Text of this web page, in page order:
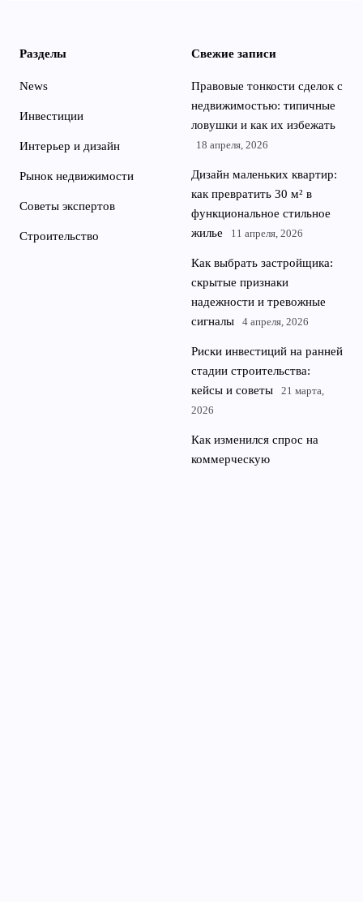
Разделы
News
Инвестиции
Интерьер и дизайн
Рынок недвижимости
Советы экспертов
Строительство
Свежие записи
Правовые тонкости сделок с
недвижимостью: типичные
ловушки и как их избежать
18 апреля, 2026
Дизайн маленьких квартир:
как превратить 30 м² в
функциональное стильное
жилье
11 апреля, 2026
Как выбрать застройщика:
скрытые признаки
надежности и тревожные
сигналы
4 апреля, 2026
Риски инвестиций на ранней
стадии строительства:
кейсы и советы
21 марта,
2026
Как изменился спрос на
коммерческую